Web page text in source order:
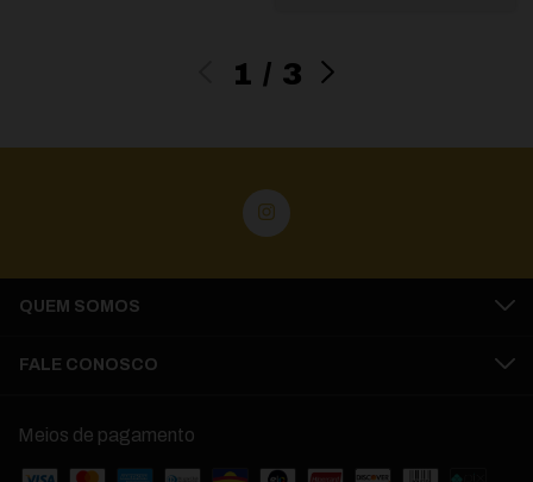
1 / 3
QUEM SOMOS
FALE CONOSCO
Meios de pagamento